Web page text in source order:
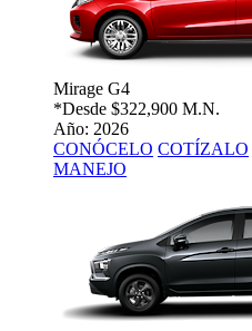
Mirage G4
*Desde $322,900 M.N.
Año: 2026
CONÓCELO COTÍZALO
MANEJO